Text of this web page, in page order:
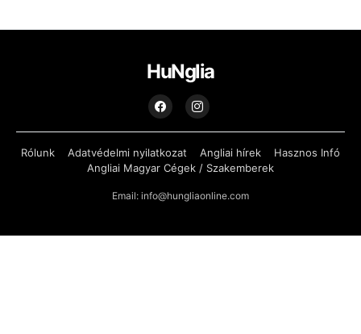
HuNglia
Rólunk Adatvédelmi nyilatkozat Angliai hírek
Hasznos Infó
Angliai Magyar Cégek / Szakemberek
Email: info@hungliaonline.com